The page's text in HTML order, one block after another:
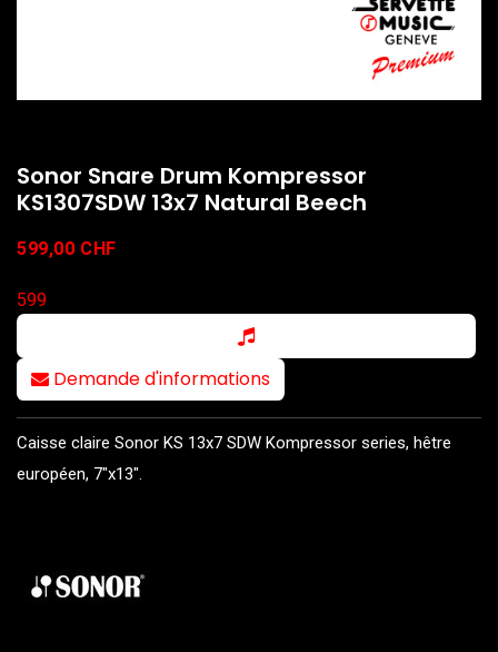
Sonor Snare Drum Kompressor
KS1307SDW 13x7 Natural Beech
599,00 CHF
599
Demande d'informations
Caisse claire Sonor KS 13x7 SDW Kompressor series, hêtre
européen, 7"x13".